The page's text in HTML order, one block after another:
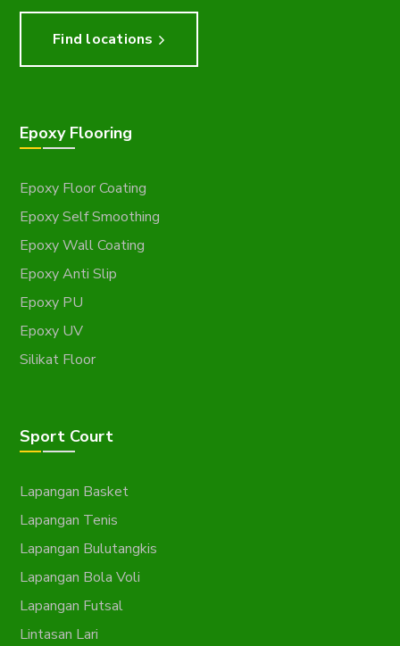
Find locations
Epoxy Flooring
Epoxy Floor Coating
Epoxy Self Smoothing
Epoxy Wall Coating
Epoxy Anti Slip
Epoxy PU
Epoxy UV
Silikat Floor
Sport Court
Lapangan Basket
Lapangan Tenis
Lapangan Bulutangkis
Lapangan Bola Voli
Lapangan Futsal
Lintasan Lari